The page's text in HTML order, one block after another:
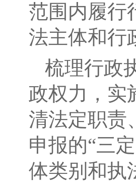
范围内履行
法主体和行
梳理行政
政权力，实
清法定职责
申报的“三
体类别和执